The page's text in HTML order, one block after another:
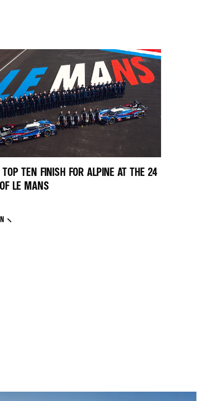
TOP TEN FINISH FOR ALPINE AT THE 24
LE MANS